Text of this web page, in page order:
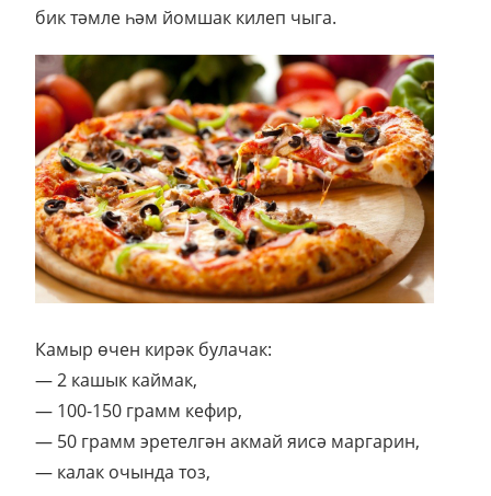
бик тәмле һәм йомшак килеп чыга.
Камыр өчен кирәк булачак:
— 2 кашык каймак,
— 100-150 грамм кефир,
— 50 грамм эретелгән акмай яисә маргарин,
— калак очында тоз,